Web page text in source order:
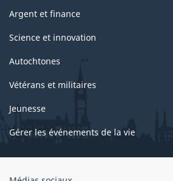
Argent et finance
Science et innovation
Autochtones
Vétérans et militaires
Jeunesse
Gérer les événements de la vie